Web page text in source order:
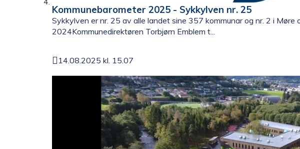
Kommunebarometer 2025 - Sykkylven nr. 25
Sykkylven er nr. 25 av alle landet sine 357 kommunar og nr. 2 i
2024Kommunedirektøren Torbjørn Emblem t...
Publisert
14.08.2025 kl. 15.07